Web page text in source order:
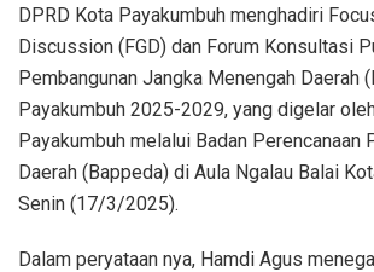
DPRD Kota Payakumbuh menghadiri
Discussion (FGD) dan Forum Konsultasi
Pembangunan Jangka Menengah Daerah
Payakumbuh 2025-2029, yang digelar
Payakumbuh melalui Badan Perencanaan
Daerah (Bappeda) di Aula Ngalau Balai
Senin (17/3/2025).
Dalam peryataan nya, Hamdi Agus